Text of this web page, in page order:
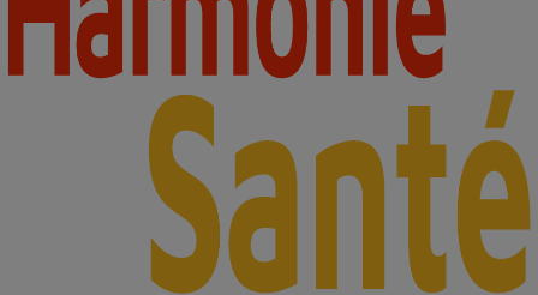
Partenaires